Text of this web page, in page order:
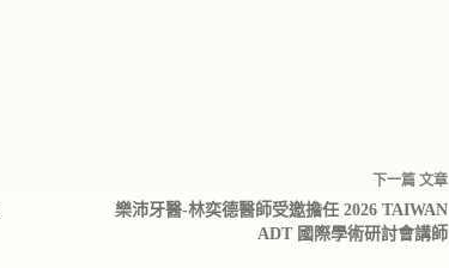
下一篇 文章
樂沛牙醫-林奕德醫師受邀擔任 2026 TAIWAN
ADT 國際學術研討會講師